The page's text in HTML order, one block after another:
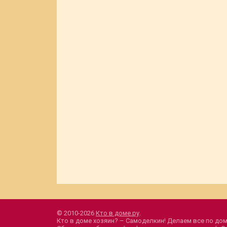
© 2010-2026 Кто в доме.ру.
Кто в доме хозяин? – Самоделкин! Делаем все по